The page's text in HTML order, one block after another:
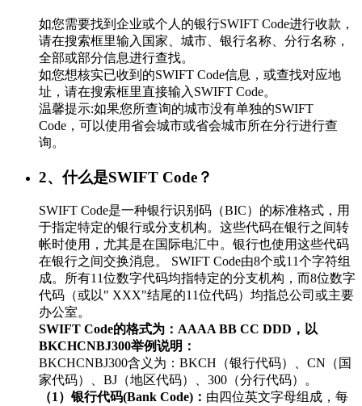
如您需要找到企业或个人的银行SWIFT Code进行收款，
请在搜索框里输入国家、城市、银行名称、分行名称，
全部或部分信息进行查找。
如您想核实已收到的SWIFT Code信息，或查找对应地
址，请在搜索框里直接输入SWIFT Code。
温馨提示:如果您所查询的城市没有单独的SWIFT
Code，可以使用省会城市或省会城市所在分行进行查
询。
2、什么是SWIFT Code？
SWIFT Code是一种银行识别码（BIC）的标准格式，用
于指定特定的银行或分支机构。这些代码在银行之间转
帐时使用，尤其是在国际电汇中。银行也使用这些代码
在银行之间交换消息。 SWIFT Code由8个或11个字符组
成。所有11位数字代码均指特定的分支机构，而8位数字
代码（或以" XXX"结尾的11位代码）均指总公司或主要
办公室。
SWIFT Code的格式为：AAAA BB CC DDD，以
BKCHCNBJ300举例说明：
BKCHCNBJ300含义为：BKCH（银行代码）、CN（国
家代码）、BJ（地区代码）、300（分行代码）。
（1）银行代码(Bank Code)： 由四位英文字母组成，每